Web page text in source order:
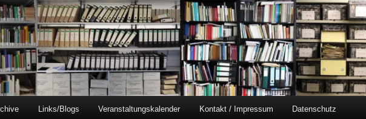
Links/Blogs Veranstaltungskalender Kontakt / Impressum Datenschutz